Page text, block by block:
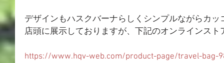
デザインもハスクバーナらしくシンプルながらカッ
店頭に展示しておりますが、下記のオンラインスト
https://www.hqv-web.com/product-page/travel-bag-